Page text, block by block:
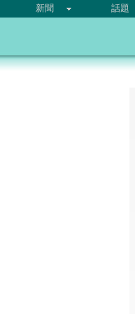
新聞 話題